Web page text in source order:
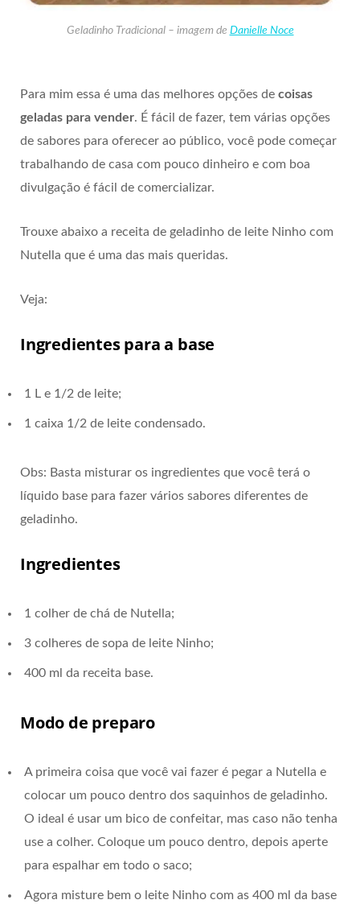
Geladinho Tradicional – imagem de Danielle Noce
Para mim essa é uma das melhores opções de coisas
geladas para vender. É fácil de fazer, tem várias opções
de sabores para oferecer ao público, você pode começar
trabalhando de casa com pouco dinheiro e com boa
divulgação é fácil de comercializar.
Trouxe abaixo a receita de geladinho de leite Ninho com
Nutella que é uma das mais queridas.
Veja:
Ingredientes para a base
1 L e 1/2 de leite;
1 caixa 1/2 de leite condensado.
Obs: Basta misturar os ingredientes que você terá o
líquido base para fazer vários sabores diferentes de
geladinho.
Ingredientes
1 colher de chá de Nutella;
3 colheres de sopa de leite Ninho;
400 ml da receita base.
Modo de preparo
A primeira coisa que você vai fazer é pegar a Nutella e
colocar um pouco dentro dos saquinhos de geladinho.
O ideal é usar um bico de confeitar, mas caso não tenha
use a colher. Coloque um pouco dentro, depois aperte
para espalhar em todo o saco;
Agora misture bem o leite Ninho com as 400 ml da base